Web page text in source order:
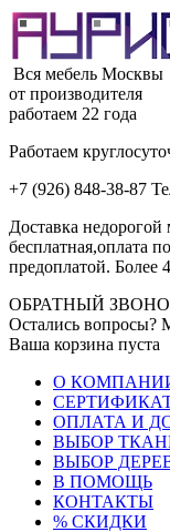
Вся мебель Москвы
от производителя
работаем 22 года
Работаем
+7 (926) 848-38-87
Доставка
бесплатная,оплата
предоплатой. Более
ОБРАТНЫЙ
Остались вопросы?
Ваша корзина пуста
О
ОПЛАТА И
ВЫБОР
ВЫБОР
В ПОМОЩЬ
КОНТАКТЫ
% СКИДКИ